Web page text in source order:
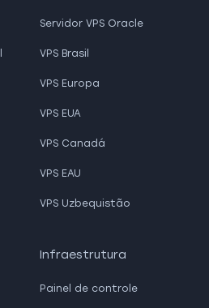
Servidor VPS Oracle
VPS Brasil
VPS Europa
VPS EUA
VPS Canadá
VPS EAU
VPS Uzbequistão
Infraestrutura
Painel de controle